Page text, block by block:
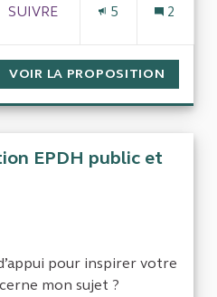
3 ABONNÉS
SUIVRE
5 2
VOIR LA PROPOSITION
EPDH public et
pour inspirer votre
mon sujet ?